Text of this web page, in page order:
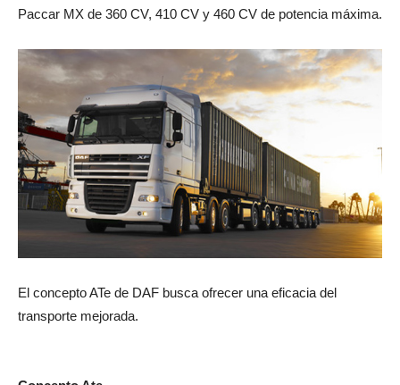
Paccar MX de 360 CV, 410 CV y 460 CV de potencia máxima.
El concepto ATe de DAF busca ofrecer una eficacia del
transporte mejorada.